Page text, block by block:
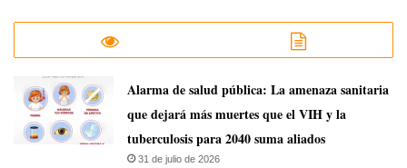
​Alarma de salud pública: La amenaza sanitaria
que dejará más muertes que el VIH y la
tuberculosis para 2040 suma aliados
31 de julio de 2026